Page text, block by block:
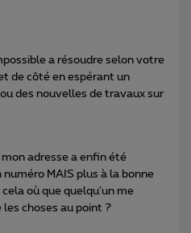
a résoudre selon votre
de côté en espérant un
des nouvelles de travaux sur
adresse a enfin été
MAIS plus à la bonne
où que quelqu'un me
choses au point ?